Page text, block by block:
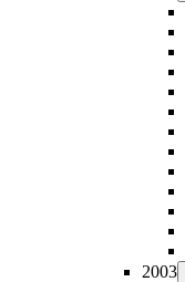
2003